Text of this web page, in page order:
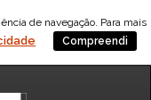
de navegação. Para mais
Compreendi